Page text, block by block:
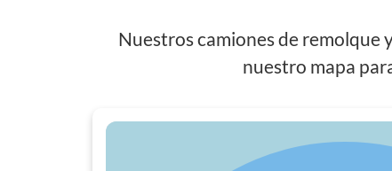
Nuestros camiones de remolque
nuestro mapa